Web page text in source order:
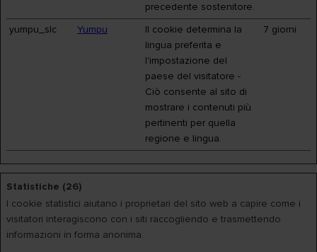
precedente sostenitore.
yumpu_slc Yumpu
Il cookie determina la
lingua preferita e
l'impostazione del
paese del visitatore -
Ciò consente al sito di
mostrare i contenuti più
pertinenti per quella
regione e lingua.
7 giorni
Statistiche (26)
I cookie statistici aiutano i proprietari del sito web a capire come i
visitatori interagiscono con i siti raccogliendo e trasmettendo
informazioni in forma anonima.